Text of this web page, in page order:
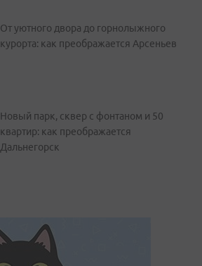
От уютного двора до горнолыжного
курорта: как преображается Арсеньев
Новый парк, сквер с фонтаном и 50
квартир: как преображается
Дальнегорск